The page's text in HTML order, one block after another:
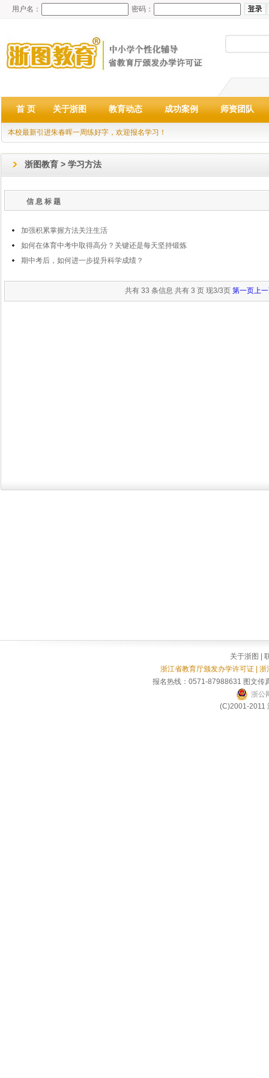
用户名： 密码：
首 页 关于浙图 教育动态 成功案例 师资团队
本校最新引进朱春晖一周练好字，欢迎报名学习！
浙图教育 > 学习方法
信 息 标 题
加强积累掌握方法关注生活
如何在体育中考中取得高分？关键还是每天坚持锻炼
期中考后，如何进一步提升科学成绩？
共有 33 条信息 共有 3 页 现3/3页 第一页上
关于浙图
浙江省教育厅颁发办学许可证 |
报名热线：0571-87988631 图文传
浙公
(C)2001-2011